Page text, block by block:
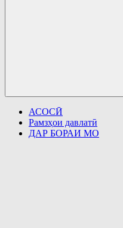
АСОСӢ
Рамзҳои давлатӣ
ДАР БОРАИ МО